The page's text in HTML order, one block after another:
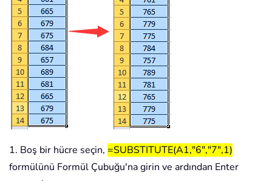
1. Boş bir hücre seçin, =SUBSTITUTE(A1,"6","7",1)
formülünü Formül Çubuğu'na girin ve ardından Enter